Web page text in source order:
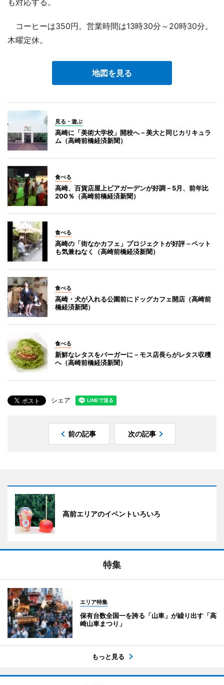
も対応する。
コーヒーは350円。営業時間は13時30分～20時30分。
木曜定休。
地図を見る
見る・遊ぶ
高崎に「美術大学校」開校へ－美大と同じカリキュラ
ム（高崎前橋経済新聞）
食べる
高崎、百貨店屋上ビアガーデンが好調－5月、前年比
200％（高崎前橋経済新聞）
食べる
高崎の「街なかカフェ」プロジェクトが好評－ペット
も気兼ねなく（高崎前橋経済新聞）
食べる
高崎・犬が入れる公園前にドッグカフェ開店（高崎前
橋経済新聞）
食べる
新鮮なレタスをバーガーに－モス店長らがレタス収穫
へ（高崎前橋経済新聞）
シェア
前の記事 次の記事
高前エリアのイベントいろいろ
特集
エリア特集
保有台数全国一を誇る「山車」が繰り出す「高
崎山車まつり」
もっと見る